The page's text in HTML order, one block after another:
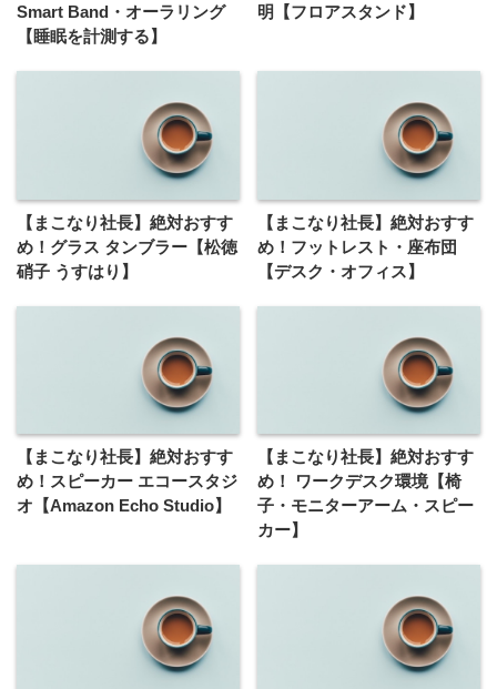
Smart Band・オーラリング
【睡眠を計測する】
明【フロアスタンド】
【まこなり社長】絶対おすす
め！グラス タンブラー【松徳
硝子 うすはり】
【まこなり社長】絶対おすす
め！フットレスト・座布団
【デスク・オフィス】
【まこなり社長】絶対おすす
め！スピーカー エコースタジ
オ【Amazon Echo Studio】
【まこなり社長】絶対おすす
め！ ワークデスク環境【椅
子・モニターアーム・スピー
カー】